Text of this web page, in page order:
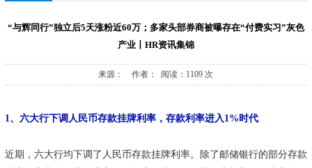
“与辉同行”独立后5天涨粉近60万；多家头部券商被曝存在“付费实习”灰色
产业丨HR资讯集锦
来源： 作者： 阅读：1109 次
1、六大行下调人民币存款挂牌利率，存款利率进入1%时代
近期，六大行均下调了人民币存款挂牌利率。除了邮储银行的部分存款